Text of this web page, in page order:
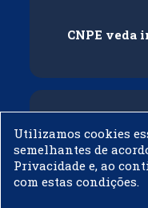
CNPE veda
Acelen
Bunge para
Utilizamos cookies
semelhantes de
Privacidade e, ao
com estas condições.